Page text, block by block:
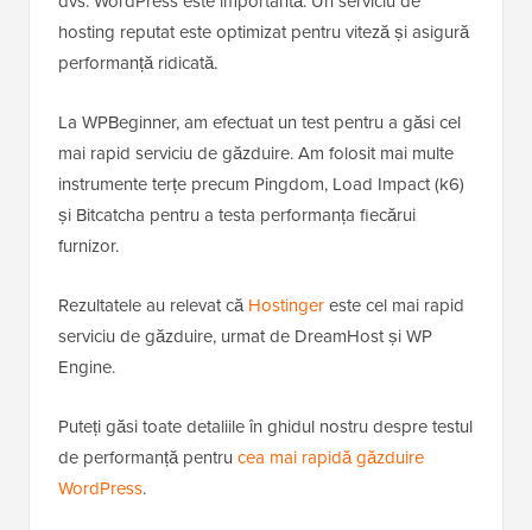
hosting reputat este optimizat pentru viteză și asigură
performanță ridicată.
La WPBeginner, am efectuat un test pentru a găsi cel
mai rapid serviciu de găzduire. Am folosit mai multe
instrumente terțe precum Pingdom, Load Impact (k6)
și Bitcatcha pentru a testa performanța fiecărui
furnizor.
Rezultatele au relevat căHostingereste cel mai rapid
serviciu de găzduire, urmat de DreamHost și WP
Engine.
Puteți găsi toate detaliile în ghidul nostru despre testul
de performanță pentru cea mai rapidă găzduire
WordPress.